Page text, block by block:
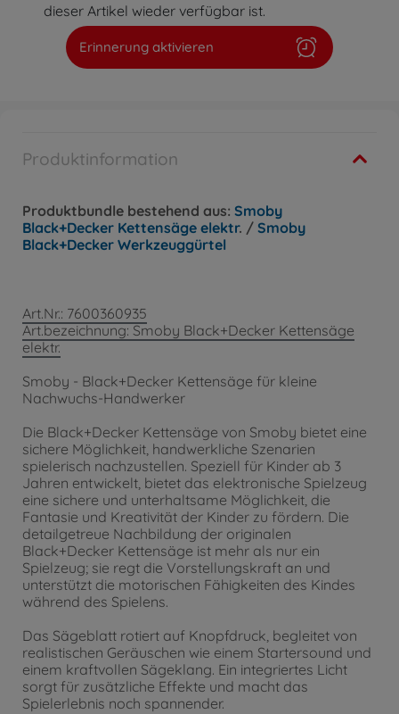
dieser Artikel wieder verfügbar ist.
Erinnerung aktivieren
Produktinformation
Produktbundle bestehend aus: Smoby
Black+Decker Kettensäge elektr. / Smoby
Black+Decker Werkzeuggürtel
Art.Nr.: 7600360935
Art.bezeichnung: Smoby Black+Decker Kettensäge
elektr.
Smoby - Black+Decker Kettensäge für kleine
Nachwuchs-Handwerker
Die Black+Decker Kettensäge von Smoby bietet eine
sichere Möglichkeit, handwerkliche Szenarien
spielerisch nachzustellen. Speziell für Kinder ab 3
Jahren entwickelt, bietet das elektronische Spielzeug
eine sichere und unterhaltsame Möglichkeit, die
Fantasie und Kreativität der Kinder zu fördern. Die
detailgetreue Nachbildung der originalen
Black+Decker Kettensäge ist mehr als nur ein
Spielzeug; sie regt die Vorstellungskraft an und
unterstützt die motorischen Fähigkeiten des Kindes
während des Spielens.
Das Sägeblatt rotiert auf Knopfdruck, begleitet von
realistischen Geräuschen wie einem Startersound und
einem kraftvollen Sägeklang. Ein integriertes Licht
sorgt für zusätzliche Effekte und macht das
Spielerlebnis noch spannender.